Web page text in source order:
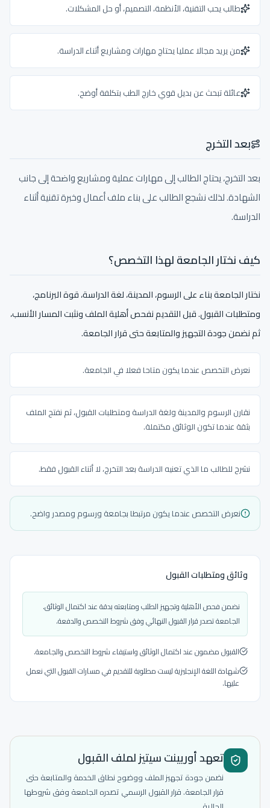
طالب يحب التقنية، الأنظمة، التصميم، أو حل المشكلات.
من يريد مجالا عمليا يحتاج مهارات ومشاريع أثناء الدراسة.
عائلة تبحث عن بديل قوي خارج الطب بتكلفة أوضح.
بعد التخرج
بعد التخرج، يحتاج الطالب إلى مهارات عملية ومشاريع واضحة إلى جانب
الشهادة. لذلك نشجع الطالب على بناء ملف أعمال وخبرة تقنية أثناء
الدراسة.
كيف نختار الجامعة لهذا التخصص؟
نختار الجامعة بناء على الرسوم، المدينة، لغة الدراسة، قوة البرنامج،
ومتطلبات القبول. قبل التقديم نفحص أهلية الملف ونثبت المسار الأنسب،
ثم نضمن جودة التجهيز والمتابعة حتى قرار الجامعة.
نعرض التخصص عندما يكون متاحا فعلا في الجامعة.
نقارن الرسوم والمدينة ولغة الدراسة ومتطلبات القبول، ثم نفتح الملف
بثقة عندما تكون الوثائق مكتملة.
نشرح للطالب ما الذي تعنيه الدراسة بعد التخرج، لا أثناء القبول فقط.
نعرض التخصص عندما يكون مرتبطا بجامعة ورسوم ومصدر واضح.
وثائق ومتطلبات القبول
نضمن فحص الأهلية وتجهيز الطلب ومتابعته بدقة عند اكتمال الوثائق.
الجامعة تصدر قرار القبول النهائي وفق شروط التخصص والدفعة.
القبول مضمون عند اكتمال الوثائق واستيفاء شروط التخصص والجامعة.
شهادة اللغة الإنجليزية ليست مطلوبة للتقديم في مسارات القبول التي نعمل
عليها.
تعهد أوريينت سيتيز لملف القبول
نضمن جودة تجهيز الملف ووضوح نطاق الخدمة والمتابعة حتى
قرار الجامعة. قرار القبول الرسمي تصدره الجامعة وفق شروطها